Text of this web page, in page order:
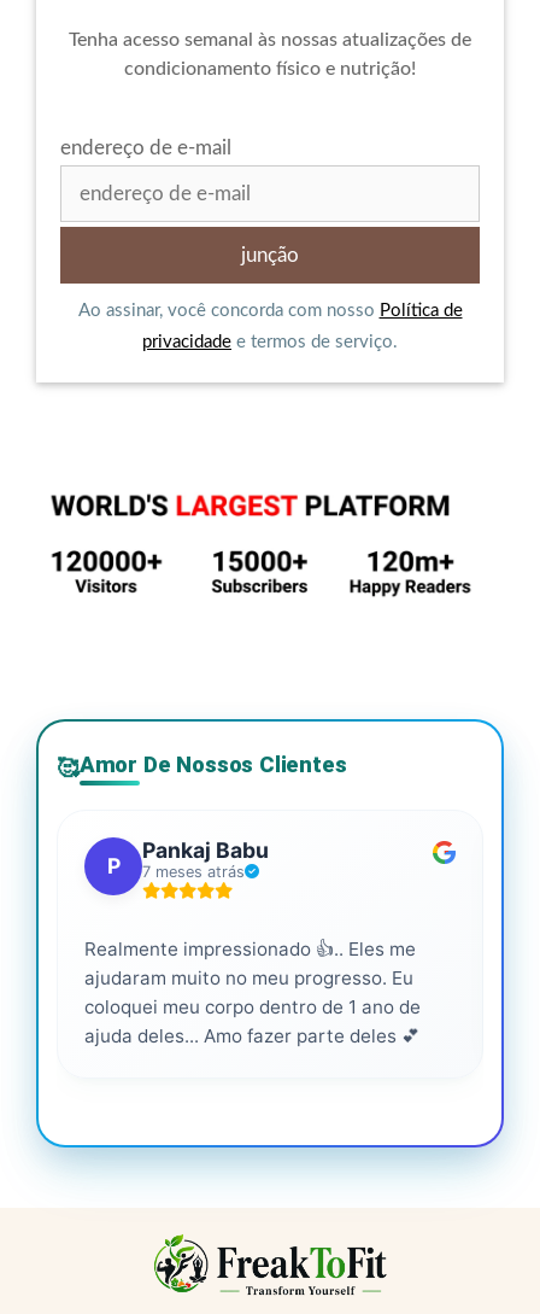
Tenha acesso semanal às nossas atualizações de
condicionamento físico e nutrição!
endereço de e-mail
Ao assinar, você concorda com nosso Política de
privacidade e termos de serviço.
🥰Amor De Nossos Clientes
P
Pankaj Babu
7 meses atrás
Realmente impressionado 👍.. Eles me
ajudaram muito no meu progresso. Eu
coloquei meu corpo dentro de 1 ano de
ajuda deles... Amo fazer parte deles 💕